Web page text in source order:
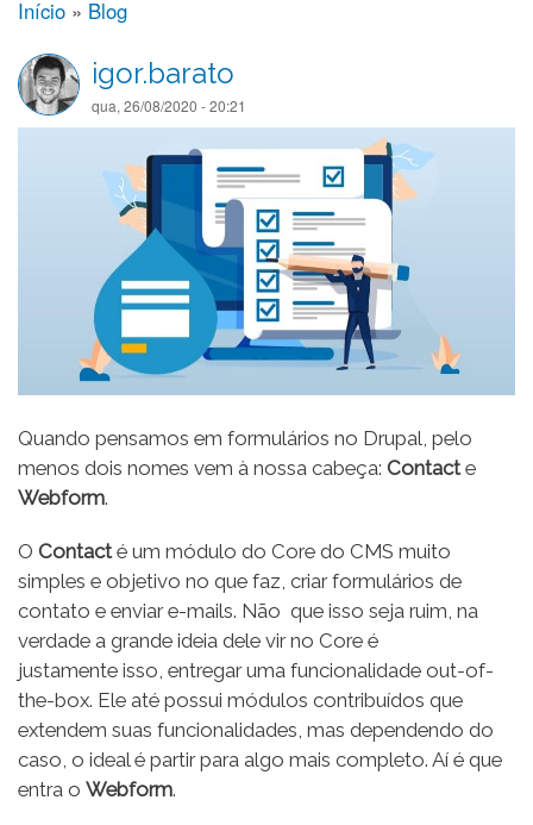
TRILHA
DE
NAVEGAÇÃO
Início Blog
igor.barato
qua, 26/08/2020 - 20:21
Quando pensamos em formulários no Drupal, pelo
menos dois nomes vem à nossa cabeça: Contacte
Webform.
O Contacté um módulo do Core do CMS muito
simples e objetivo no que faz, criar formulários de
contato e enviar e-mails. Não que isso seja ruim, na
verdade a grande ideia dele vir no Core é
justamente isso, entregar uma funcionalidade out-of-
the-box. Ele até possui módulos contribuídos que
extendem suas funcionalidades, mas dependendo do
caso, o ideal é partir para algo mais completo. Aí é que
entra o Webform.